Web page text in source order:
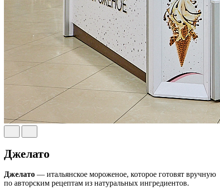
Джелато
Джелато — итальянское мороженое, которое готовят вручную
по авторским рецептам из натуральных ингредиентов.